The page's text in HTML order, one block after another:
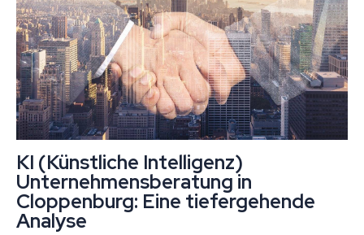
KI (Künstliche Intelligenz)
Unternehmensberatung in
Cloppenburg: Eine tiefergehende
Analyse